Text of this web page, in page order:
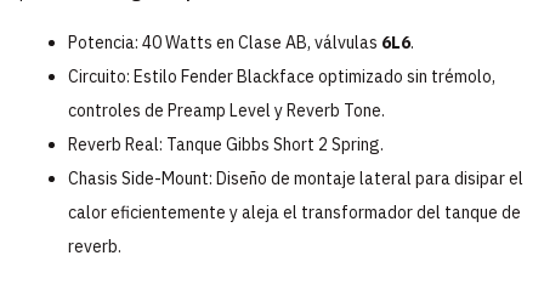
Potencia: 40 Watts en Clase AB, válvulas 6L6.
Circuito: Estilo Fender Blackface optimizado sin trémolo,
controles de Preamp Level yReverb Tone.
Reverb Real: Tanque Gibbs Short 2 Spring.
Chasis Side-Mount: Diseño de montaje lateral para disipar el
calor eficientemente y aleja el transformador del tanque de
reverb.